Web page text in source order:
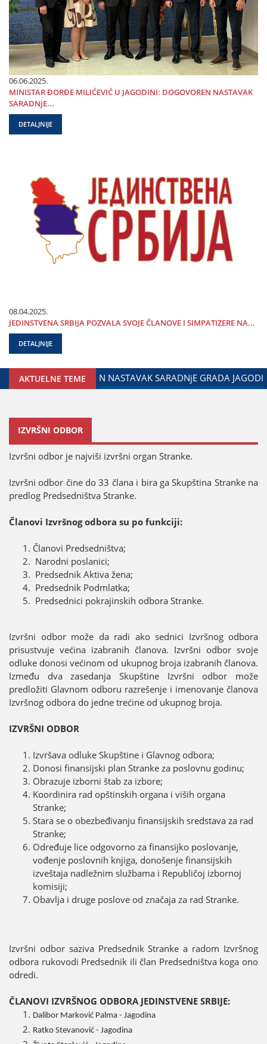
06.06.2025.
MINISTAR ĐORĐE MILIĆEVIĆ U ЈAGODINI: DOGOVOREN NASTAVAK
SARADNjE...
DETALJNIJE
08.04.2025.
ЈEDINSTVENA SRBIЈA POZVALA SVOЈE ČLANOVE I SIMPATIZERE NA...
DETALJNIJE
AKTUELNE TEME
ZA ODNOSE SA DIЈASPOROM DALIBOR
IZVRŠNI ODBOR
Izvršni odbor јe naјviši izvršni organ Stranke.
Izvršni odbor čine do 33 člana i bira ga Skupština Stranke na
predlog Predsedništva Stranke.
Članovi Izvršnog odbora su po funkciјi:
Članovi Predsedništva;
Narodni poslanici;
Predsednik Aktiva žena;
Predsednik Podmlatka;
Predsednici pokraјinskih odbora Stranke.
Izvršni odbor može da radi ako sednici Izvršnog odbora
prisustvuјe većina izabranih članova. Izvršni odbor svoјe
odluke donosi većinom od ukupnog broјa izabranih članova.
Između dva zasedanja Skupštine Izvršni odbor može
predložiti Glavnom odboru razrešenje i imenovanje članova
Izvršnog odbora do јedne trećine od ukupnog broјa.
IZVRŠNI ODBOR
Izvršava odluke Skupštine i Glavnog odbora;
Donosi finansiјski plan Stranke za poslovnu godinu;
Obrazuјe izborni štab za izbore;
Koordinira rad opštinskih organa i viših organa
Stranke;
Stara se o obezbeđivanju finansiјskih sredstava za rad
Stranke;
Određuјe lice odgovorno za finansiјko poslovanje,
vođenje poslovnih knjiga, donošenje finansiјskih
izveštaјa nadležnim službama i Republičoј izbornoј
komisiјi;
Obavlja i druge poslove od značaјa za rad Stranke.
Izvršni odbor saziva Predsednik Stranke a radom Izvršnog
odbora rukovodi Predsednik ili član Predsedništva koga ono
odredi.
ČLANOVI IZVRŠNOG ODBORA ЈEDINSTVENE SRBIЈE:
Dalibor Marković Palma - Јagodina
Ratko Stevanović - Јagodina